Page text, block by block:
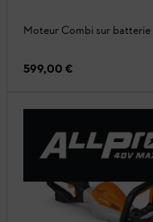
Moteur Combi sur batterie
599,00 €